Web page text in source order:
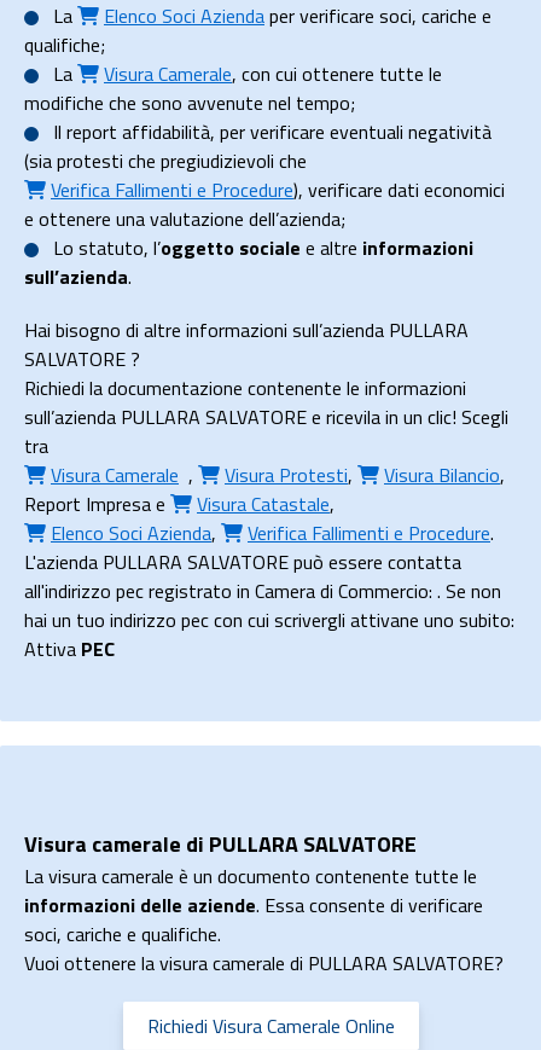
La
Elenco Soci Aziendaper verificare soci, cariche e
qualifiche;
La
Visura Camerale, con cui ottenere tutte le
modifiche che sono avvenute nel tempo;
Il report affidabilità, per verificare eventuali negatività
(sia protesti che pregiudizievoli che
Verifica Fallimenti e Procedure), verificare dati economici
e ottenere una valutazione dell’azienda;
Lo statuto, l’oggetto sociale e altre informazioni
sull’azienda.
Hai bisogno di altre informazioni sull’azienda PULLARA
SALVATORE ?
Richiedi la documentazione contenente le informazioni
sull’azienda PULLARA SALVATORE e ricevila in un clic! Scegli
tra
Visura Camerale , Visura Protesti, Visura Bilancio,
Report Impresae Visura Catastale,
Elenco Soci Azienda, Verifica Fallimenti e Procedure.
L'azienda PULLARA SALVATORE può essere contatta
all'indirizzo pec registrato in Camera di Commercio: . Se non
hai un tuo indirizzo pec con cui scrivergli attivane uno subito:
Attiva PEC
Visura camerale di PULLARA SALVATORE
La visura camerale è un documento contenente tutte le
informazioni delle aziende. Essa consente di verificare
soci, cariche e qualifiche.
Vuoi ottenere la visura camerale di PULLARA SALVATORE?
Richiedi Visura Camerale Online